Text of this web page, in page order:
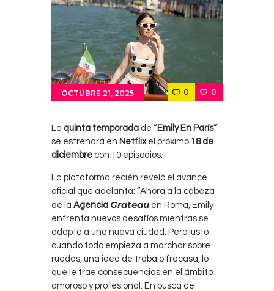
OCTUBRE 21, 2025 0 0
La quinta temporada de “ Emily En París”
se estrenará en Netflixel próximo 18 de
diciembre con 10 episodios.
La plataforma recién reveló el avance
oficial que adelanta: “Ahora a la cabeza
de la Agencia Grateau en Roma, Emily
enfrenta nuevos desafíos mientras se
adapta a una nueva ciudad. Pero justo
cuando todo empieza a marchar sobre
ruedas, una idea de trabajo fracasa, lo
que le trae consecuencias en el ámbito
amoroso y profesional. En busca de